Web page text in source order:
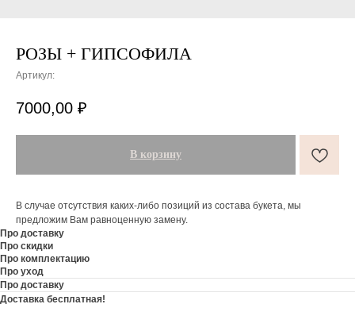
РОЗЫ + ГИПСОФИЛА
Артикул:
7000,00 ₽
В корзину
В случае отсутствия каких-либо позиций из состава букета, мы
предложим Вам равноценную замену.
Про доставку
Про скидки
Про комплектацию
Про уход
Про доставку
Доставка бесплатная!